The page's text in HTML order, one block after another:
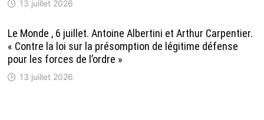
13 juillet 2026
Le Monde , 6 juillet. Antoine Albertini et Arthur Carpentier.
« Contre la loi sur la présomption de légitime défense
pour les forces de l’ordre »
13 juillet 2026